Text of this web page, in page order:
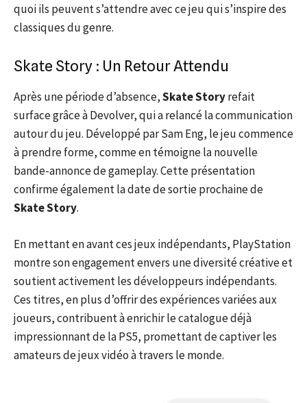
quoi ils peuvent s’attendre avec ce jeu qui s’inspire des
classiques du genre.
Skate Story : Un Retour Attendu
Après une période d’absence,Skate Storyrefait
surface grâce à Devolver, qui a relancé la communication
autour du jeu. Développé par Sam Eng, le jeu commence
à prendre forme, comme en témoigne la nouvelle
bande-annonce de gameplay. Cette présentation
confirme également la date de sortie prochaine de
Skate Story.
En mettant en avant ces jeux indépendants, PlayStation
montre son engagement envers une diversité créative et
soutient activement les développeurs indépendants.
Ces titres, en plus d’offrir des expériences variées aux
joueurs, contribuent à enrichir le catalogue déjà
impressionnant de la PS5, promettant de captiver les
amateurs de jeux vidéo à travers le monde.